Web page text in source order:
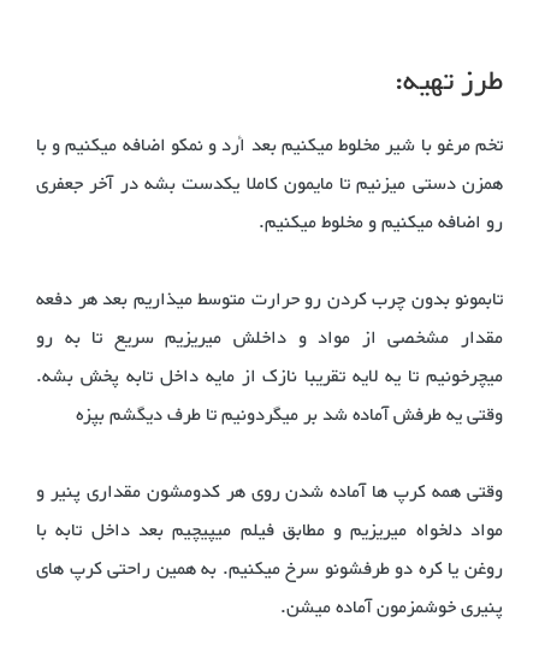
طرز تهیه:
تخم مرغو با شیر مخلوط میکنیم بعد أرد و نمكو اضافه میکنیم و با
همزن دستی میزنیم تا مایمون کاملا یکدست بشه در آخر جعفری
رو اضافه میکنیم و مخلوط میکنیم.
تابمونو بدون چرب کردن رو حرارت متوسط میذاریم بعد هر دفعه
مقدار مشخصی از مواد و داخلش میریزیم سریع تا به رو
میچرخونیم تا یه لایه تقریبا نازک از مایه داخل تابه پخش بشه.
وقتی یه طرفش آماده شد بر میگردونیم تا طرف دیگشم بپزه
وقتی همه کرپ ها آماده شدن روی هر کدومشون مقداری پنیر و
مواد دلخواه میریزیم و مطابق فیلم میپیچیم بعد داخل تابه با
روغن یا کره دو طرفشونو سرخ میکنیم. به همین راحتی کرپ های
پنیری خوشمزمون آماده میشن.